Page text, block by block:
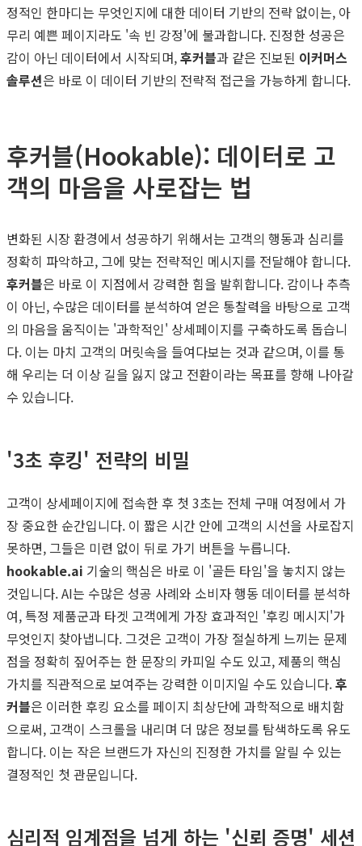
정적인 한마디는 무엇인지에 대한 데이터 기반의 전략 없이는, 아
무리 예쁜 페이지라도 '속 빈 강정'에 불과합니다. 진정한 성공은
감이 아닌 데이터에서 시작되며,후커블과 같은 진보된 이커머스
솔루션은 바로 이 데이터 기반의 전략적 접근을 가능하게 합니다.
후커블(Hookable): 데이터로 고
객의 마음을 사로잡는 법
변화된 시장 환경에서 성공하기 위해서는 고객의 행동과 심리를
정확히 파악하고, 그에 맞는 전략적인 메시지를 전달해야 합니다.
후커블은 바로 이 지점에서 강력한 힘을 발휘합니다. 감이나 추측
이 아닌, 수많은 데이터를 분석하여 얻은 통찰력을 바탕으로 고객
의 마음을 움직이는 '과학적인' 상세페이지를 구축하도록 돕습니
다. 이는 마치 고객의 머릿속을 들여다보는 것과 같으며, 이를 통
해 우리는 더 이상 길을 잃지 않고 전환이라는 목표를 향해 나아갈
수 있습니다.
'3초 후킹' 전략의 비밀
고객이 상세페이지에 접속한 후 첫 3초는 전체 구매 여정에서 가
장 중요한 순간입니다. 이 짧은 시간 안에 고객의 시선을 사로잡지
못하면, 그들은 미련 없이 뒤로 가기 버튼을 누릅니다.
hookable.ai 기술의 핵심은 바로 이 '골든 타임'을 놓치지 않는
것입니다. AI는 수많은 성공 사례와 소비자 행동 데이터를 분석하
여, 특정 제품군과 타겟 고객에게 가장 효과적인 '후킹 메시지'가
무엇인지 찾아냅니다. 그것은 고객이 가장 절실하게 느끼는 문제
점을 정확히 짚어주는 한 문장의 카피일 수도 있고, 제품의 핵심
가치를 직관적으로 보여주는 강력한 이미지일 수도 있습니다.후
커블은 이러한 후킹 요소를 페이지 최상단에 과학적으로 배치함
으로써, 고객이 스크롤을 내리며 더 많은 정보를 탐색하도록 유도
합니다. 이는 작은 브랜드가 자신의 진정한 가치를 알릴 수 있는
결정적인 첫 관문입니다.
심리적 임계점을 넘게 하는 '신뢰 증명' 세션